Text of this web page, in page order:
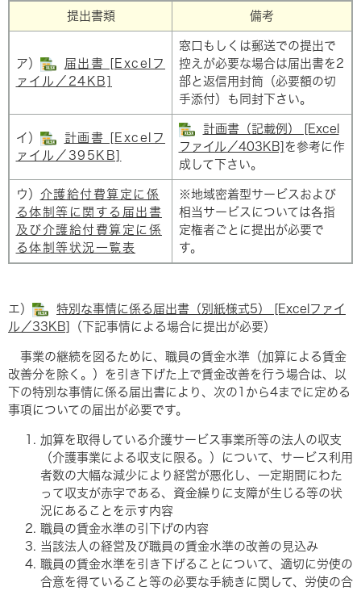
提出書類 備考
ア）
届出書 [Excelフ
ァイル／24KB]
窓口もしくは郵送での提出で
控えが必要な場合は届出書を2
部と返信用封筒（必要額の切
手添付）も同封下さい。
イ）
計画書 [Excelフ
ァイル／395KB]
計画書（記載例） [Excel
ファイル／403KB] を参考に作
成して下さい。
ウ） 介護給付費算定に係
る体制等に関する届出書
及び介護給付費算定に係
る体制等状況一覧表
※地域密着型サービスおよび
相当サービスについては各指
定権者ごとに提出が必要で
す。
エ）
特別な事情に係る届出書（別紙様式5） [Excelファイ
ル／33KB]
（下記事情による場合に提出が必要）
事業の継続を図るために、職員の賃金水準（加算による賃金
改善分を除く。）を引き下げた上で賃金改善を行う場合は、以
下の特別な事情に係る届出書により、次の1から4までに定める
事項についての届出が必要です。
加算を取得している介護サービス事業所等の法人の収支
（介護事業による収支に限る。）について、サービス利用
者数の大幅な減少により経営が悪化し、一定期間にわた
って収支が赤字である、資金繰りに支障が生じる等の状
況にあることを示す内容
職員の賃金水準の引下げの内容
当該法人の経営及び職員の賃金水準の改善の見込み
職員の賃金水準を引き下げることについて、適切に労使の
合意を得ていること等の必要な手続きに関して、労使の合